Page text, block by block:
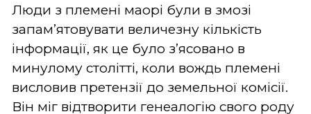
Люди з племені маорі були в змозі
запам’ятовувати величезну кількість
інформації, як це було з’ясовано в
минулому столітті, коли вождь племені
висловив претензії до земельної комісії.
Він міг відтворити генеалогію свого роду